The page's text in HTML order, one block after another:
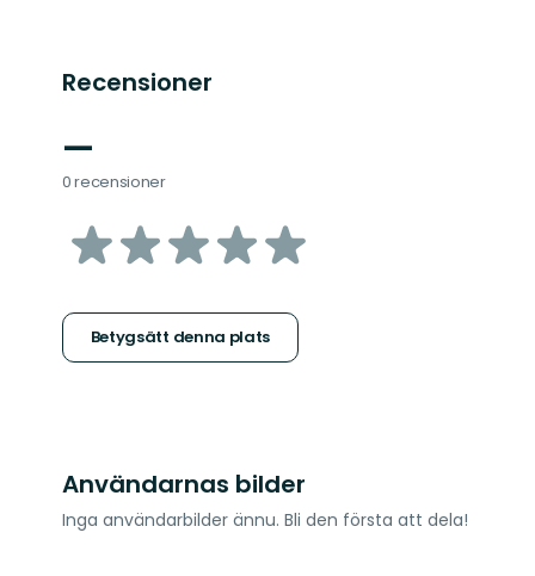
Recensioner
—
0 recensioner
av
stjärnor
Betygsätt denna plats
Användarnas bilder
Inga användarbilder ännu. Bli den första att dela!